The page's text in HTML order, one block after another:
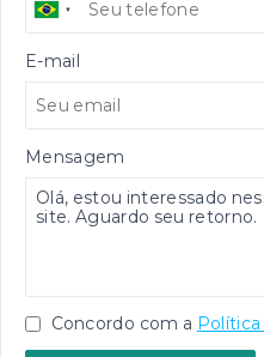
E-mail
Mensagem
Concordo com a